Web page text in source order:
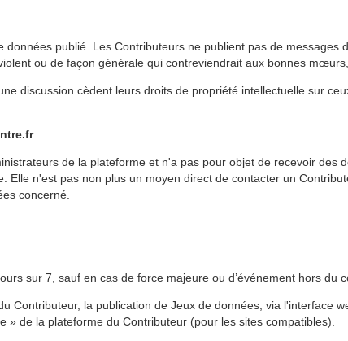
publié. Les Contributeurs ne publient pas de
ou de façon générale qui contreviendrait aux bonnes
discussion cèdent leurs droits de propriété intellectuelle sur
de la plateforme et n'a pas pour objet de recevoir des
Elle n'est pas non plus un moyen direct de contacter un
concerné.
sur 7, sauf en cas de force majeure ou d’événement hors du
Contributeur, la publication de Jeux de données, via l'interface
» de la plateforme du Contributeur (pour les sites compatibles).